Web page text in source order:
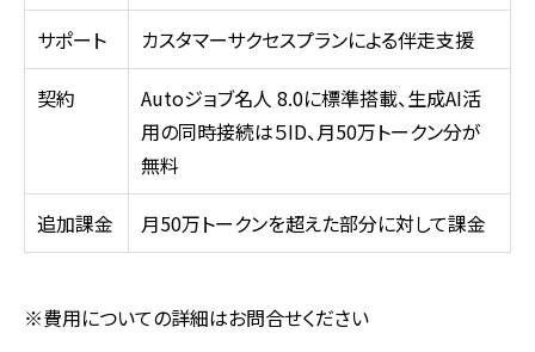
サポート カスタマーサクセスプランによる伴走支援
契約 Autoジョブ名人 8.0に標準搭載、生成AI活
用の同時接続は５ID、月50万トークン分が
無料
追加課金 月50万トークンを超えた部分に対して課金
※費用についての詳細はお問合せください